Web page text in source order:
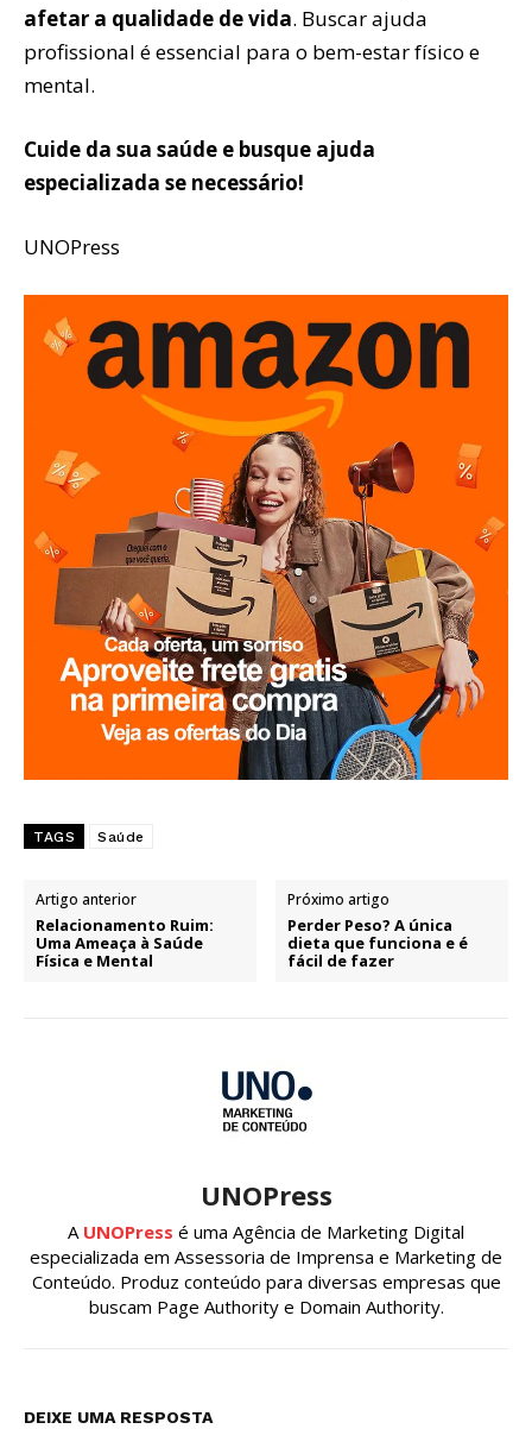
afetar a qualidade de vida. Buscar ajuda
profissional é essencial para o bem-estar físico e
mental.
Cuide da sua saúde e busque ajuda
especializada se necessário!
UNOPress
TAGS Saúde
Artigo anterior
Relacionamento Ruim:
Uma Ameaça à Saúde
Física e Mental
Próximo artigo
Perder Peso? A única
dieta que funciona e é
fácil de fazer
UNOPress
A UNOPress é uma Agência de Marketing Digital
especializada em Assessoria de Imprensa e Marketing de
Conteúdo. Produz conteúdo para diversas empresas que
buscam Page Authority e Domain Authority.
DEIXE UMA RESPOSTA